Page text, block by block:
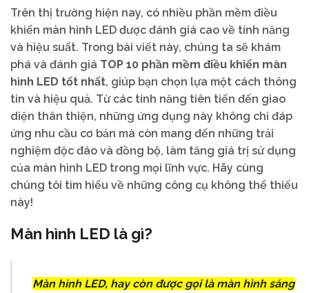
Trên thị trường hiện nay, có nhiều phần mềm điều
khiển màn hình LED được đánh giá cao về tính năng
và hiệu suất. Trong bài viết này, chúng ta sẽ khám
phá và đánh giá TOP 10 phần mềm điều khiển màn
hình LED tốt nhất, giúp bạn chọn lựa một cách thông
tin và hiệu quả. Từ các tính năng tiên tiến đến giao
diện thân thiện, những ứng dụng này không chỉ đáp
ứng nhu cầu cơ bản mà còn mang đến những trải
nghiệm độc đáo và đồng bộ, làm tăng giá trị sử dụng
của màn hình LED trong mọi lĩnh vực. Hãy cùng
chúng tôi tìm hiểu về những công cụ không thể thiếu
này!
Màn hình LED là gì?
Màn hình LED, hay còn được gọi là màn hình sáng